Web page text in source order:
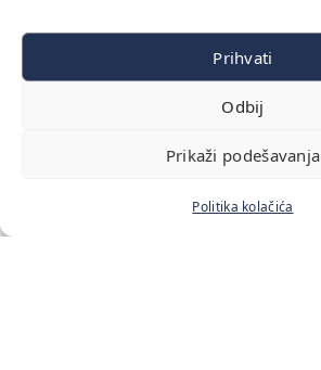
Prihvati
Odbij
Prikaži podešavanja
Politika kolačića